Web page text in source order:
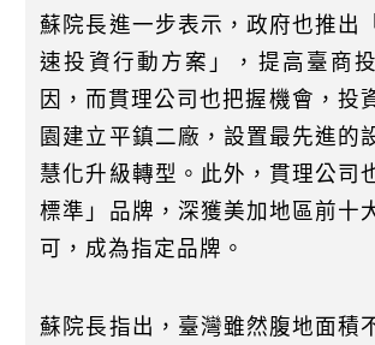
蘇院長進一步表示，政府也推出
速投資行動方案」，提高臺商
因，而貫理公司也把握機會，投
園建立平鎮二廠，設置最先進的
慧化升級轉型。此外，貫理公司
標準」品牌，深獲美加地區前十
可，成為指定品牌。
蘇院長指出，臺灣雖然腹地面積